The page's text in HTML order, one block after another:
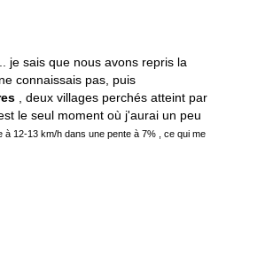
je sais que nous avons repris la
connaissais pas, puis
, deux villages perchés atteint par
le seul moment où j'aurai un peu
12-13 km/h dans une pente à 7% , ce qui me